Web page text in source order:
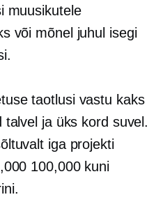
muusikutele
või mõnel juhul isegi
taotlusi vastu kaks
ja üks kord suvel.
iga projekti
100,000 kuni